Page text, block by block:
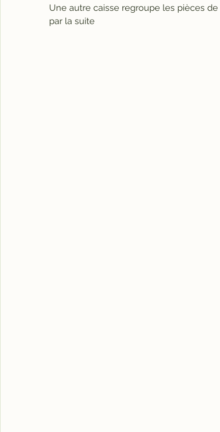
Une autre caisse regroupe les pièces
par la suite